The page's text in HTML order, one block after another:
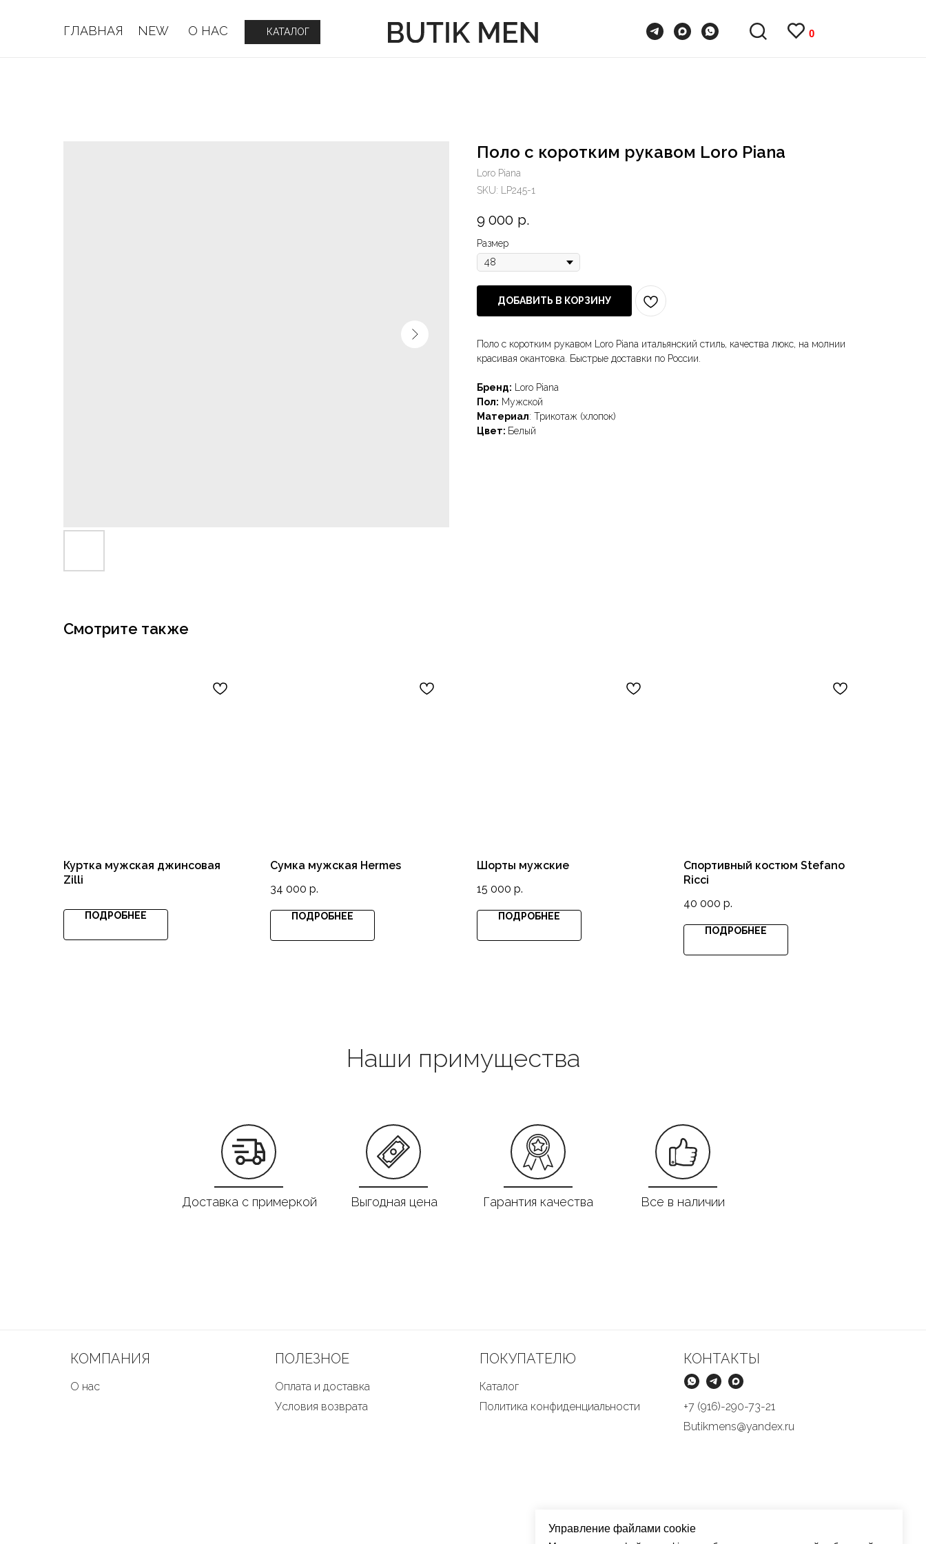
0
NEW О НАС
ГЛАВНАЯ КАТАЛОГ 0
NEW О НАС
ГЛАВНАЯ КАТАЛОГ
Поло с коротким рукавом Loro Piana
Loro Piana
SKU:
LP245-1
9 000 р.
Размер
ДОБАВИТЬ В КОРЗИНУ
Поло с коротким рукавом Loro Piana итальянский стиль, качества люкс, на молнии
красивая окантовка. Быстрые доставки по России.
Бренд: Loro Piana
Пол: Мужской
Материал: Трикотаж (хлопок)
Цвет: Белый
Смотрите также
Куртка мужская джинсовая
Zilli
ПОДРОБНЕЕ
Сумка мужская Hermes
34 000 р.
ПОДРОБНЕЕ
Шорты мужские
15 000 р.
ПОДРОБНЕЕ
Спортивный костюм Stefano
Ricci
40 000 р.
ПОДРОБНЕЕ
Доставка с примеркой Выгодная цена Гарантия качества Все в наличии
Наши примущества
КОМПАНИЯ
О нас
ПОЛЕЗНОЕ
Оплата и доставка
Условия возврата
ПОКУПАТЕЛЮ
Каталог
Политика конфиденциальности
КОНТАКТЫ
Butikmens@yandex.ru
+7 (916)-290-73-21
Управление файлами cookie